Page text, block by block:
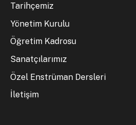
Tarihçemiz
Yönetim Kurulu
Öğretim Kadrosu
Sanatçılarımız
Özel Enstrüman Dersleri
İletişim